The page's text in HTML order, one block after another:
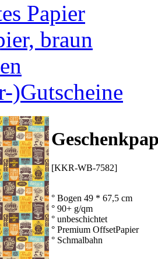
Papier
braun
)Gutscheine
[KKR-WB-7582]
° Bogen 49 * 67,5 cm
° 90+ g/qm
° unbeschichtet
° Premium OffsetPapier
° Schmalbahn